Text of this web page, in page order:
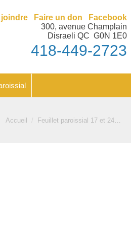
joindre Faire un don
Facebook
300, avenue Champlain
Disraeli QC G0N 1E0
418-449-2723
Vous êtes ici :
Accueil Feuillet paroissial 17 et 24…
Feuillet paroissial